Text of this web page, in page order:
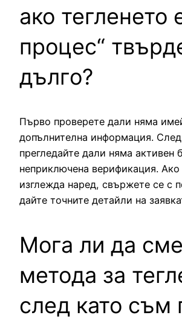
ако тегленето
процес“
дълго?
Първо проверете дали няма
допълнителна информация.
прегледайте дали няма активен
неприключена верификация. Ако
изглежда наред, свържете се с
дайте точните детайли на
Мога ли да
метода за
след като съм